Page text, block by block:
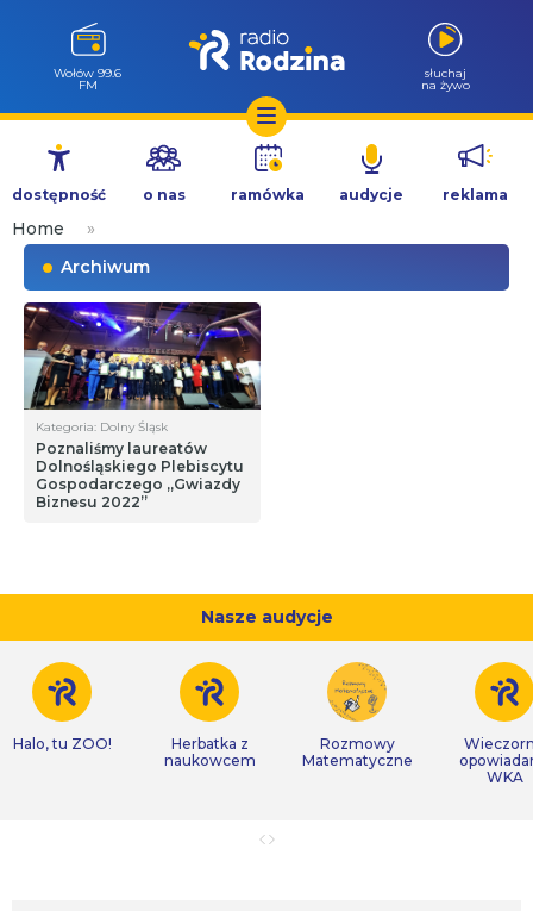
Przejdź
treści
Wołów 99.6
FM
słuchaj
na żywo
dostępność o nas ramówka audycje reklama
Home
»
Archiwum
Kategoria: Dolny Śląsk
Poznaliśmy laureatów
Dolnośląskiego Plebiscytu
Gospodarczego „Gwiazdy
Biznesu 2022”
Nasze audycje
Halo, tu ZOO!
Herbatka z
naukowcem
Rozmowy
Matematyczne
WKA